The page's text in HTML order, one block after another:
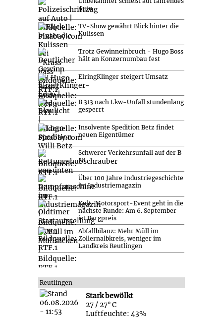
Auto
TV-Show gewährt Blick hinter die
Kulissen
Trotz Gewinneinbruch - Hugo Boss
hält an Konzernumbau fest
ElringKlinger steigert Umsatz
B 313 nach Lkw-Unfall stundenlang
gesperrt
Insolvente Spedition Betz findet
neuen Eigentümer
Schwerer Verkehrsunfall auf der B
28
Über 100 Jahre Industriegeschichte
im Industriemagazin
Kult-Motorsport-Event geht in die
nächste Runde: Am 6. September
ist Bergpreis
Abfallbilanz: Mehr Müll im
Zollernalbkreis, weniger im
Landkreis Reutlingen
Reutlingen
Stark bewölkt
27 / 27° C
Luftfeuchte: 43%